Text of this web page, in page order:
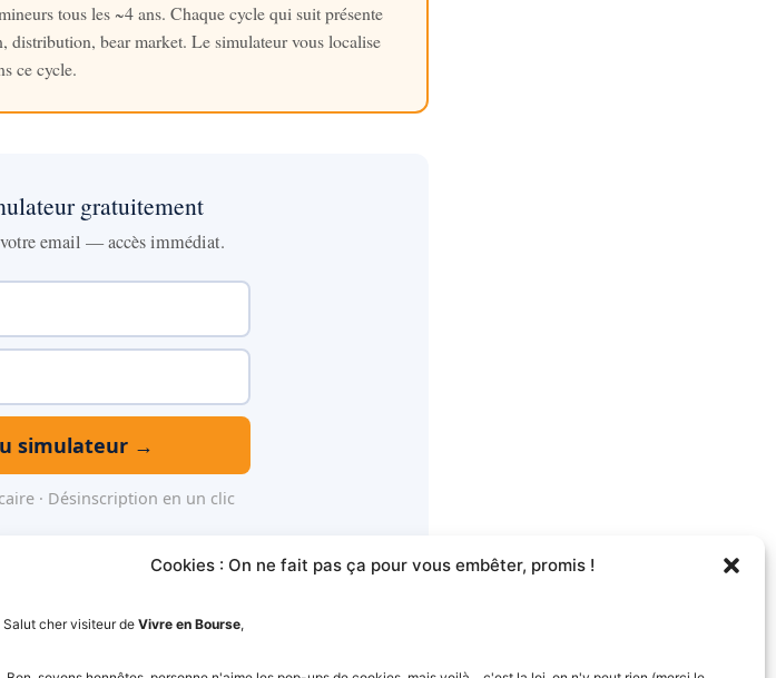
Cookies : On ne fait pas ça pour vous embêter, promis !
Salut cher visiteur de Vivre en Bourse,
tous les ~4 ans. Chaque cycle qui suit présente
bear market. Le simulateur vous localise
ce cycle.
gratuitement
email — accès immédiat.
simulateur →
· Désinscription en un clic